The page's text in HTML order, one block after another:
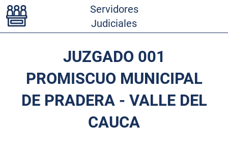
Servidores
Judiciales
JUZGADO 001
PROMISCUO MUNICIPAL
DE PRADERA - VALLE DEL
CAUCA